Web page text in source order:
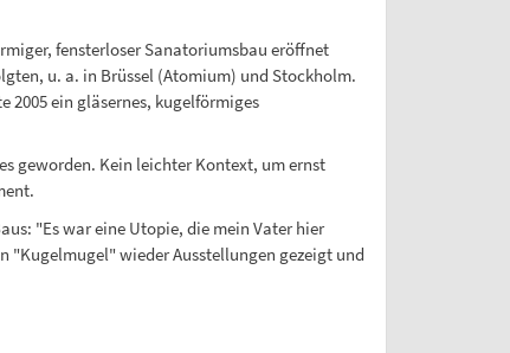
fensterloser Sanatoriumsbau eröffnet
u. a. in Brüssel (Atomium) und Stockholm.
2005 ein gläsernes, kugelförmiges
geworden. Kein leichter Kontext, um ernst
"Es war eine Utopie, die mein Vater hier
wieder Ausstellungen gezeigt und